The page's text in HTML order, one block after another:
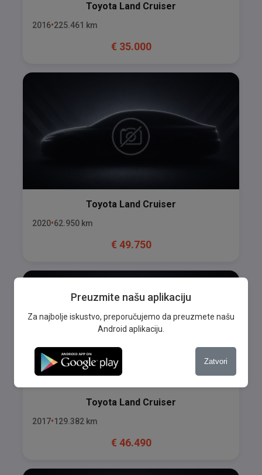
Toyota Land Cruiser
2016 225.461 km
€ 35.000
Toyota Land Cruiser
2020 62.950 km
€ 49.750
Toyota Land Cruiser
2017 129.382 km
€ 46.490
Preuzmite našu aplikaciju
Za najbolje iskustvo, preporučujemo da preuzmete našu
Android aplikaciju.
Zatvori